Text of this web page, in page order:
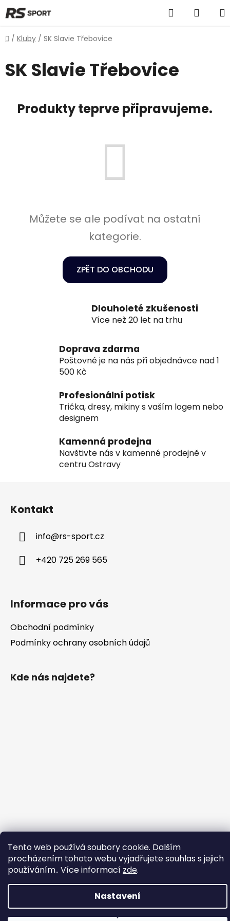
Tento web používá soubory cookie. Dalším
procházením tohoto webu vyjadřujete souhlas s jejich
používáním.. Více informací zde.
Nastavení
Přejít
na
obsah
Hledat
KOŠÍK
Domů
/ Kluby / SK Slavie Třebovice
SK Slavie Třebovice
Produkty teprve připravujeme.
Můžete se ale podívat na ostatní
kategorie.
ZPĚT DO OBCHODU
Dlouholeté zkušenosti
Více než 20 let na trhu
Doprava zdarma
Poštovné je na nás při objednávce nad 1
500 Kč
Profesionální potisk
Trička, dresy, mikiny s vaším logem nebo
designem
Kamenná prodejna
Navštivte nás v kamenné prodejně v
centru Ostravy
Kontakt
info@rs-sport.cz
+420 725 269 565
Informace pro vás
Obchodní podmínky
Podmínky ochrany osobních údajů
Kde nás najdete?
Vytvořil Shoptet
Copyright 2026RS - sport. Všechna práva